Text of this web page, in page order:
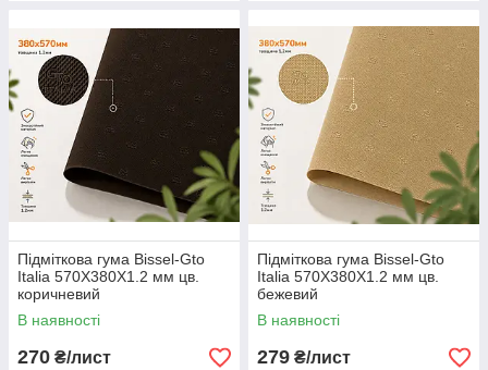
Підміткова гума Bissel-Gto
Italia 570X380X1.2 мм цв.
коричневий
В наявності
270 ₴/лист
Підміткова гума Bissel-Gto
Italia 570X380X1.2 мм цв.
бежевий
В наявності
279 ₴/лист